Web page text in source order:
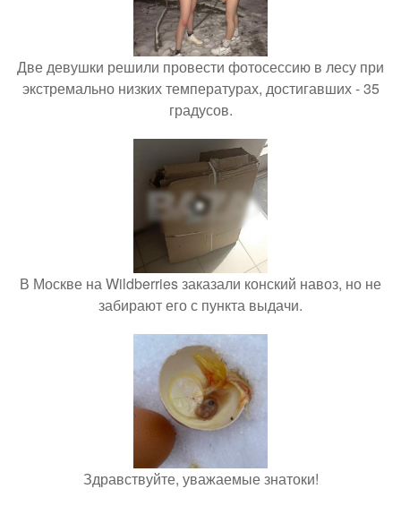
Две девушки решили провести фотосессию в лесу при
экстремально низких температурах, достигавших - 35
градусов.
В Москве на Wildberries заказали конский навоз, но не
забирают его с пункта выдачи.
Здравствуйте, уважаемые знатоки!